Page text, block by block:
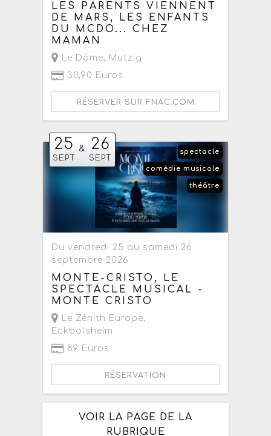
LES PARENTS VIENNENT
DE MARS, LES ENFANTS
DU MCDO... CHEZ
MAMAN
Le Dôme, Mutzig
30,90 Euros
RÉSERVER SUR FNAC.COM
25
SEPT
& 26
SEPT
spectacle
comédie musicale
théâtre
Du vendredi 25 au samedi 26
septembre 2026
MONTE-CRISTO, LE
SPECTACLE MUSICAL -
MONTE CRISTO
Le Zénith Europe,
Eckbolsheim
89 Euros
RÉSERVATION
VOIR LA PAGE DE LA
RUBRIQUE